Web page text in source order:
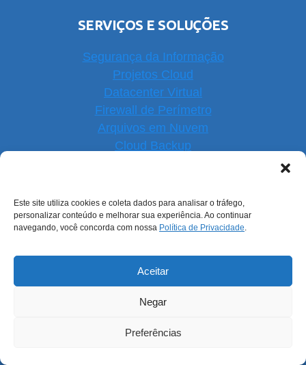
Este site utiliza cookies e coleta dados para analisar o tráfego,
personalizar conteúdo e melhorar sua experiência. Ao continuar
navegando, você concorda com nossa Política de Privacidade.
Aceitar
Negar
Preferências
SERVIÇOS E SOLUÇÕES
Segurança da Informação
Projetos Cloud
Datacenter Virtual
Firewall de Perímetro
Arquivos em Nuvem
Cloud Backup
Monitoramento de Serviços
© 2026 ENGESIS Tecnologia